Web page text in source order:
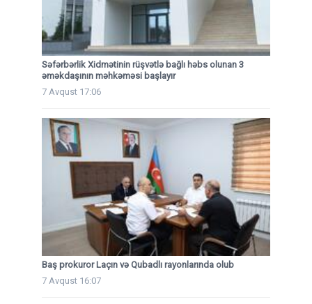
Səfərbərlik Xidmətinin rüşvətlə bağlı həbs olunan 3
əməkdaşının məhkəməsi başlayır
7 Avqust 17:06
Baş prokuror Laçın və Qubadlı rayonlarında olub
7 Avqust 16:07